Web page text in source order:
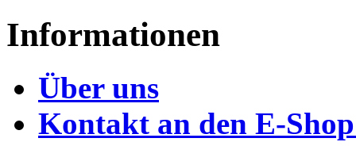
Informationen
Über uns
Kontakt an den E-